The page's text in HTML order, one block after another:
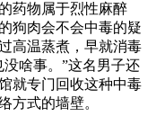
药物属于烈性麻醉
狗肉会不会中毒的疑
高温蒸煮，早就消毒
啥事。”这名男子还
就专门回收这种中毒
方式的墙壁。